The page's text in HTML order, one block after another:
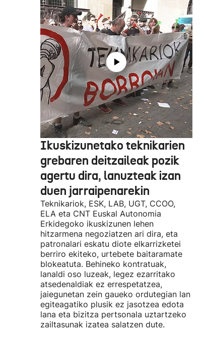
Ikuskizunetako teknikarien
grebaren deitzaileak pozik
agertu dira, lanuzteak izan
duen jarraipenarekin
Teknikariok, ESK, LAB, UGT, CCOO,
ELA eta CNT Euskal Autonomia
Erkidegoko ikuskizunen lehen
hitzarmena negoziatzen ari dira, eta
patronalari eskatu diote elkarrizketei
berriro ekiteko, urtebete baitaramate
blokeatuta. Behineko kontratuak,
lanaldi oso luzeak, legez ezarritako
atsedenaldiak ez errespetatzea,
jaiegunetan zein gaueko ordutegian lan
egiteagatiko plusik ez jasotzea edota
lana eta bizitza pertsonala uztartzeko
zailtasunak izatea salatzen dute.